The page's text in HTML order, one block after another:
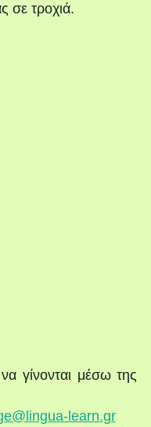
σε τροχιά.
γίνονται μέσω της
learn.gr